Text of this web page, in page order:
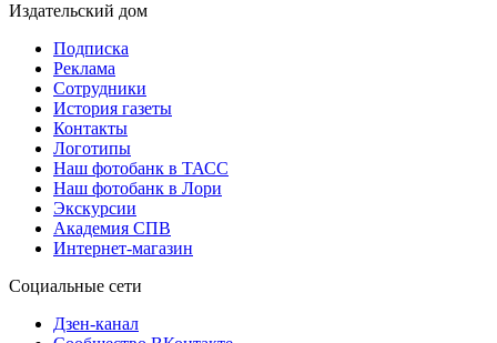
Издательский дом
Подписка
Реклама
Сотрудники
История газеты
Контакты
Логотипы
Наш фотобанк в ТАСС
Наш фотобанк в Лори
Экскурсии
Академия СПВ
Интернет-магазин
Социальные сети
Дзен-канал